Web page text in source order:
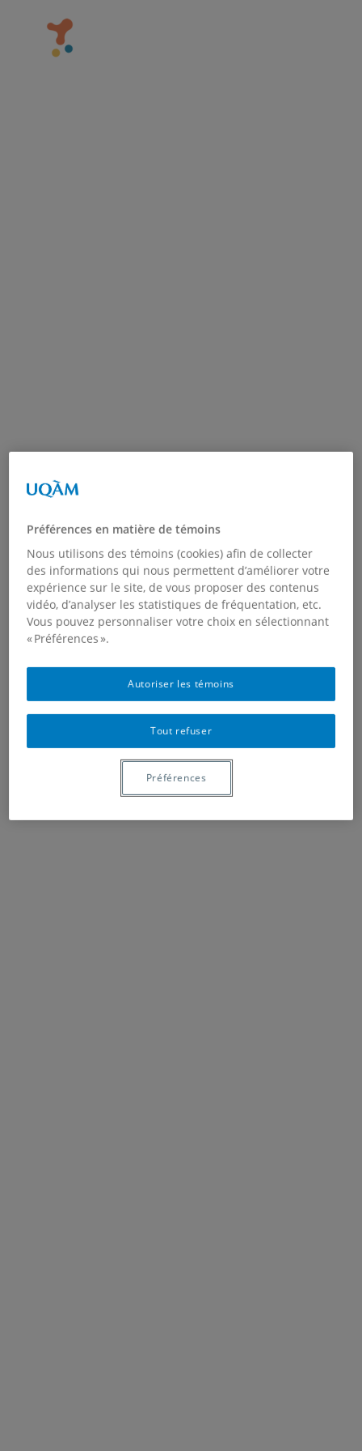
Préférences en matière de témoins
Nous utilisons des témoins (cookies) afin de collecter
des informations qui nous permettent d’améliorer votre
expérience sur le site, de vous proposer des contenus
vidéo, d’analyser les statistiques de fréquentation, etc.
Vous pouvez personnaliser votre choix en sélectionnant
« Préférences ».
Tout refuser
Autoriser les témoins
Préférences